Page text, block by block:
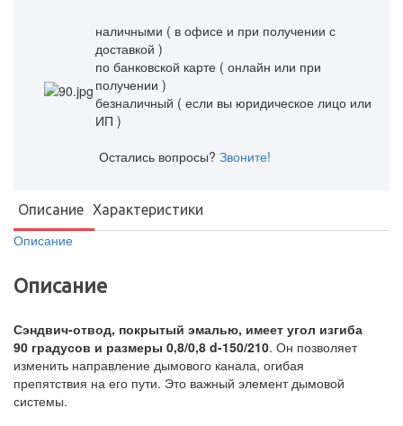
наличными ( в офисе и при получении с
доставкой )
по банковской карте ( онлайн или при
получении )
безналичный ( если вы юридическое лицо или
ИП )
Остались вопросы? Звоните!
Описание Характеристики
Описание
Описание
Сэндвич-отвод, покрытый эмалью, имеет угол изгиба
90 градусов и размеры 0,8/0,8 d-150/210. Он позволяет
изменить направление дымового канала, огибая
препятствия на его пути. Это важный элемент дымовой
системы.